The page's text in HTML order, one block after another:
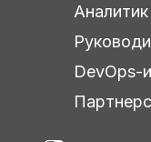
Аналитик
DevOps-